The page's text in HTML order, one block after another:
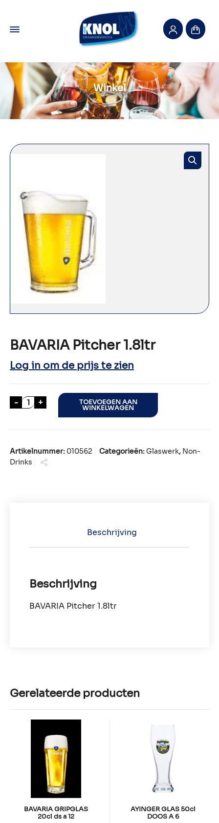
Winkel
BAVARIA Pitcher 1.8ltr
Log in om de prijs te zien
- BAVARIA Pitcher 1.8ltr aantal
+ TOEVOEGEN AAN
WINKELWAGEN
Artikelnummer: 010562 Categorieën:Glaswerk, Non-
Drinks
Beschrijving
Beschrijving
BAVARIA Pitcher 1.8ltr
Gerelateerde producten
BAVARIA GRIPGLAS
20cl ds a 12
AYINGER GLAS 50cl
DOOS A 6